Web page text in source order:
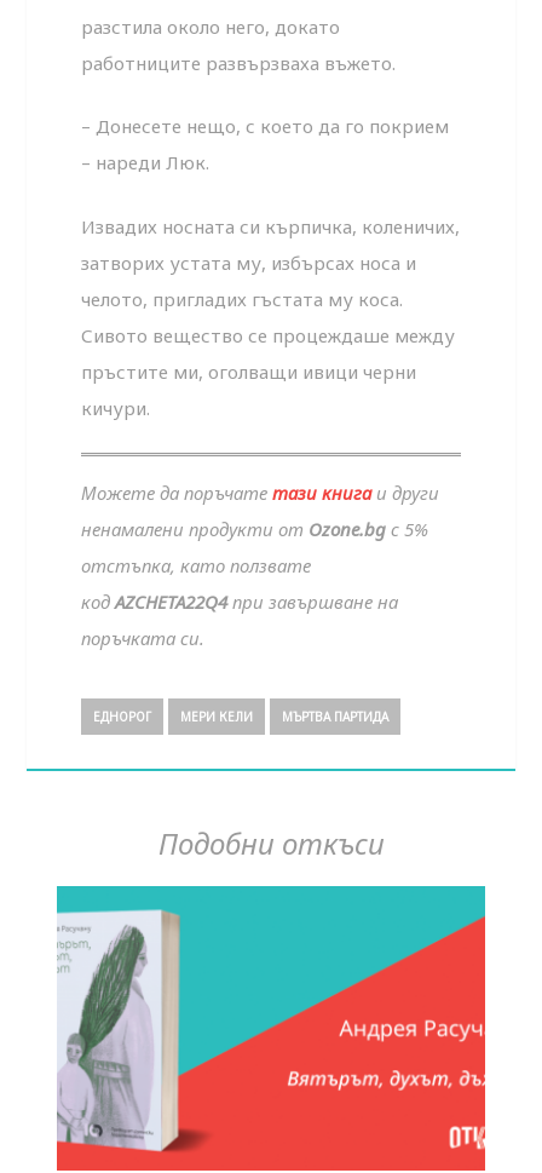
разстила около него, докато
работниците развързваха въжето.
– Донесете нещо, с което да го покрием
– нареди Люк.
Извадих носната си кърпичка, коленичих,
затворих устата му, избърсах носа и
челото, пригладих гъстата му коса.
Сивото вещество се процеждаше между
пръстите ми, оголващи ивици черни
кичури.
Можете да поръчатетази книгаи други
ненамалени продукти от Ozone.bg с 5%
отстъпка, като ползвате
кодAZCHETA22Q4при завършване на
поръчката си.
ЕДНОРОГ МЕРИ КЕЛИ МЪРТВА ПАРТИДА
Подобни откъси